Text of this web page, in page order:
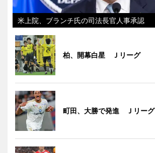
米上院、ブランチ氏の司法長官人事承認
柏、開幕白星 Ｊリーグ
町田、大勝で発進 Ｊリーグ